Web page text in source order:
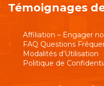
Témoignages
Affiliation – Engager
FAQ Questions
Modalités d’Utilisation
Politique de